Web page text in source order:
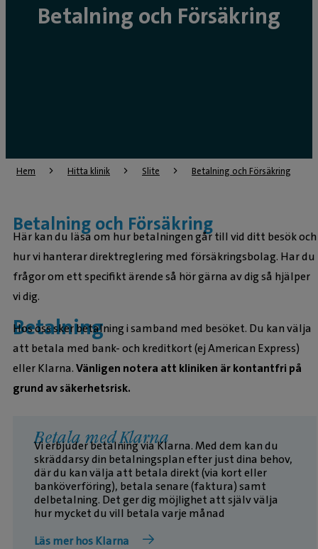
Betalning och Försäkring
Hem Hitta klinik Slite Betalning och Försäkring
Betalning och Försäkring
Här kan du läsa om hur betalningen går till vid ditt besök och
hur vi hanterar direktreglering med försäkringsbolag. Har du
frågor om ett specifikt ärende så hör gärna av dig så hjälper
vi dig.
Betalning
Hos oss sker betalning i samband med besöket. Du kan välja
att betala med bank- och kreditkort (ej American Express)
eller Klarna.Vänligen notera att kliniken är kontantfri på
grund av säkerhetsrisk.
Betala med Klarna
Vi erbjuder betalning via Klarna. Med dem kan du
skräddarsy din betalningsplan efter just dina behov,
där du kan välja att betala direkt (via kort eller
banköverföring), betala senare (faktura) samt
delbetalning. Det ger dig möjlighet att själv välja
hur mycket du vill betala varje månad
Läs mer hos Klarna